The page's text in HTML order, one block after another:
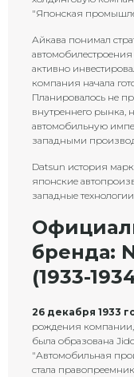
"Японская
Айкава понимал
активно
компания начала
Планировалось не
внутреннего рынка,
автомобильную
западными
Datsun история
японские
западные
бренда:
(1933-
26 декабря 1933
рождения компании,
была образована
"Автомобильная
стала